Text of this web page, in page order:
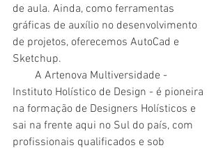
de aula. Ainda, como ferramentas
gráficas de auxílio no desenvolvimento
de projetos, oferecemos AutoCad e
Sketchup.
Instituto Holístico de Design - é pioneira
na formação de Designers Holísticos e
sai na frente aqui no Sul do país, com
profissionais qualificados e sob